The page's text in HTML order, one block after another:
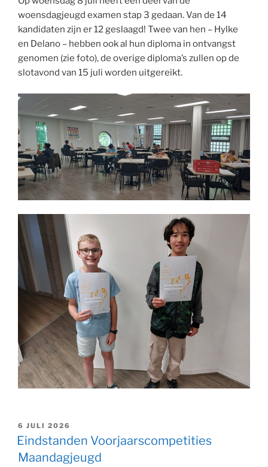
woensdagjeugd examen stap 3 gedaan. Van de 14
kandidaten zijn er 12 geslaagd! Twee van hen – Hylke
en Delano – hebben ook al hun diploma in ontvangst
genomen (zie foto), de overige diploma’s zullen op de
slotavond van 15 juli worden uitgereikt.
GEPLAATST
OP
6 JULI 2026
Eindstanden Voorjaarscompetities
Maandagjeugd